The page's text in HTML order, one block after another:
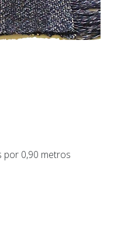
por 0,90 metros